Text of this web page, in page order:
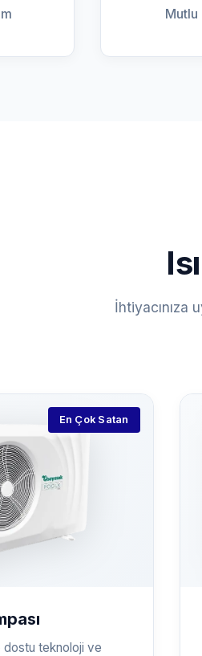
Mutlu
İhtiyacınıza
En Çok Satan
teknoloji ve